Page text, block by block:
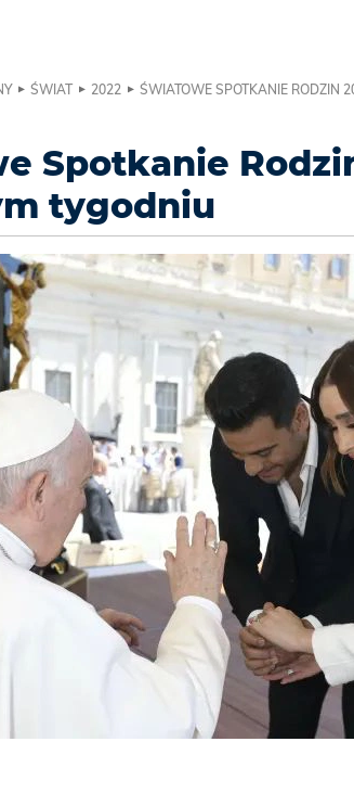
ŚWIAT 2022 ŚWIATOWE SPOTKANIE RODZIN
Spotkanie
tygodniu